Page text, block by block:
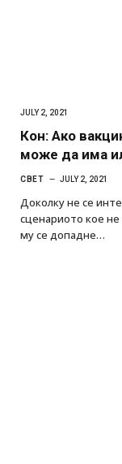
JULY 2, 2021
Кон: Ако
може да има
СВЕТ JULY 2, 2021
Доколку не се
сценариото кое
му се допадне…